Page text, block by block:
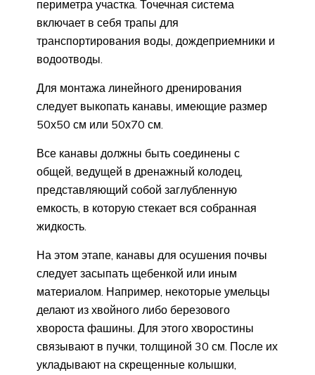
периметра участка. Точечная система
включает в себя трапы для
транспортирования воды, дождеприемники и
водоотводы.
Для монтажа линейного дренирования
следует выкопать канавы, имеющие размер
50х50 см или 50х70 см.
Все канавы должны быть соединены с
общей, ведущей в дренажный колодец,
представляющий собой заглубленную
емкость, в которую стекает вся собранная
жидкость.
На этом этапе, канавы для осушения почвы
следует засыпать щебенкой или иным
материалом. Например, некоторые умельцы
делают из хвойного либо березового
хвороста фашины. Для этого хворостины
связывают в пучки, толщиной 30 см. После их
укладывают на скрещенные колышки,